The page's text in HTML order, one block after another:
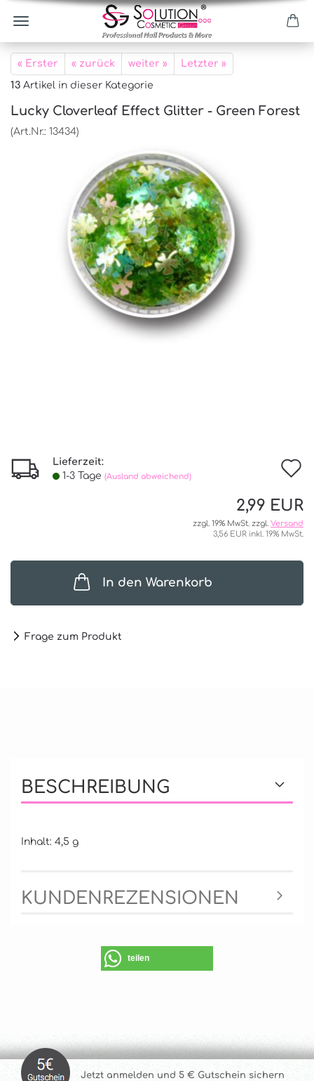
« Erster « zurück weiter » Letzter »
13 Artikel in dieser Kategorie
Lucky Cloverleaf Effect Glitter - Green Forest
(Art.Nr.: 13434)
Lieferzeit:
1-3 Tage (Ausland abweichend)
2,99 EUR
zzgl. 19% MwSt. zzgl. Versand
3,56 EUR inkl. 19% MwSt.
In den Warenkorb
Frage zum Produkt
BESCHREIBUNG
Inhalt: 4,5 g
KUNDENREZENSIONEN
teilen
Jetzt anmelden und 5 € Gutschein sichern